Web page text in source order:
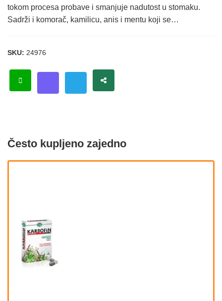
tokom procesa probave i smanjuje nadutost u stomaku.
Sadrži i komorač, kamilicu, anis i mentu koji se…
SKU: 24976
Često kupljeno zajedno